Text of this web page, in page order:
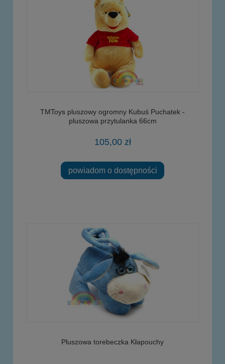
TMToys pluszowy ogromny Kubuś Puchatek -
pluszowa przytulanka 66cm
105,00 zł
powiadom o dostępności
Pluszowa torebeczka Kłapouchy